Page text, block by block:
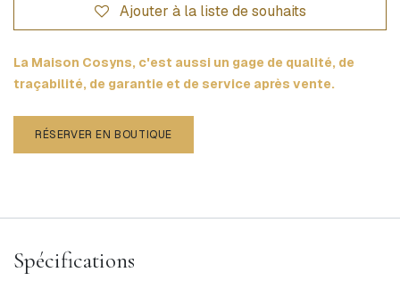
Ajouter à la liste de souhaits
La Maison Cosyns, c'est aussi un gage de qualité, de
traçabilité, de garantie et de service après vente.
RÉSERVER EN BOUTIQUE
Spécifications